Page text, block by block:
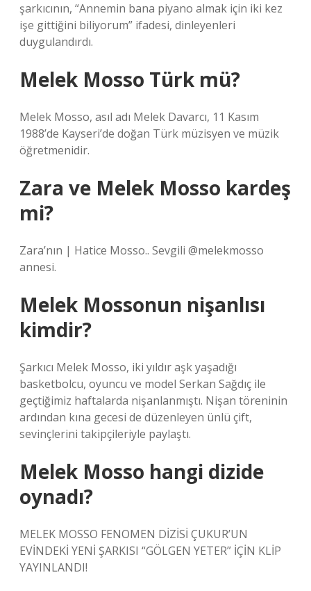
şarkıcının, “Annemin bana piyano almak için iki kez
işe gittiğini biliyorum” ifadesi, dinleyenleri
duygulandırdı.
Melek Mosso Türk mü?
Melek Mosso, asıl adı Melek Davarcı, 11 Kasım
1988’de Kayseri’de doğan Türk müzisyen ve müzik
öğretmenidir.
Zara ve Melek Mosso kardeş
mi?
Zara’nın | Hatice Mosso.. Sevgili @melekmosso
annesi.
Melek Mossonun nişanlısı
kimdir?
Şarkıcı Melek Mosso, iki yıldır aşk yaşadığı
basketbolcu, oyuncu ve model Serkan Sağdıç ile
geçtiğimiz haftalarda nişanlanmıştı. Nişan töreninin
ardından kına gecesi de düzenleyen ünlü çift,
sevinçlerini takipçileriyle paylaştı.
Melek Mosso hangi dizide
oynadı?
MELEK MOSSO FENOMEN DİZİSİ ÇUKUR’UN
EVİNDEKİ YENİ ŞARKISI “GÖLGEN YETER” İÇİN KLİP
YAYINLANDI!